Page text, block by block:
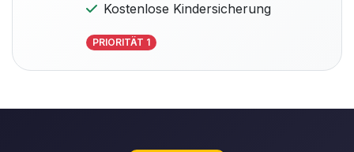
Kostenlose Kindersicherung
PRIORITÄT 1